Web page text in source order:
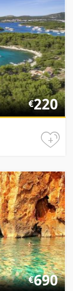
€220
+
€690